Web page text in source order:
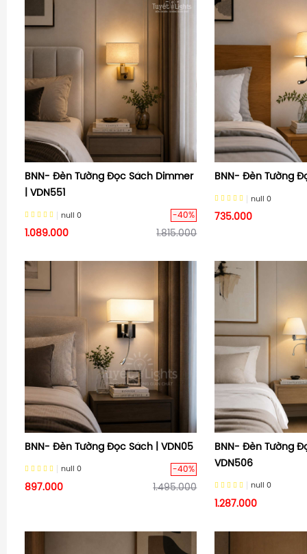
BNN- Đèn Tường Đọc Sách Dimmer
| VDN551
null 0 -40%
1.089.000 1.815.000
BNN- Đèn Tường
null 0
735.000
BNN- Đèn Tường Đọc Sách | VDN05
null 0 -40%
897.000 1.495.000
BNN- Đèn Tường
VDN506
null 0
1.287.000